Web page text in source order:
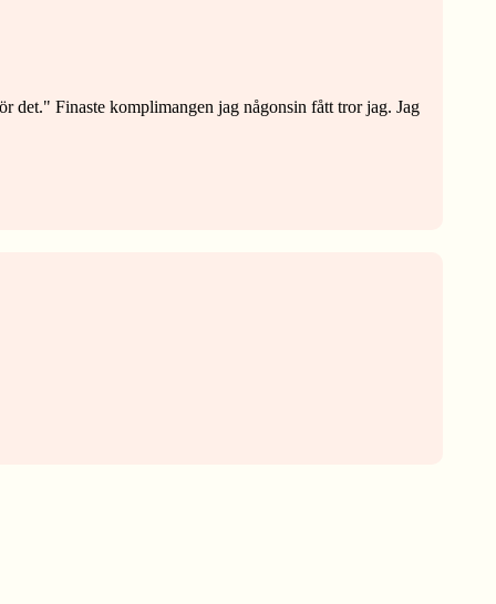
det." Finaste komplimangen jag någonsin fått tror jag. Jag